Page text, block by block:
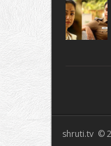
shruti.tv ©